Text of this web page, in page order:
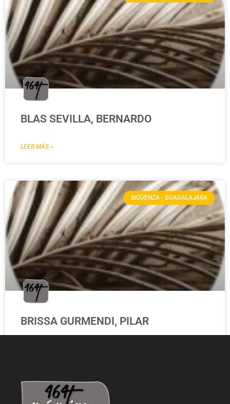
BLAS SEVILLA, BERNARDO
LEER MÁS »
SIGÜENZA - GUADALAJARA
BRISSA GURMENDI, PILAR